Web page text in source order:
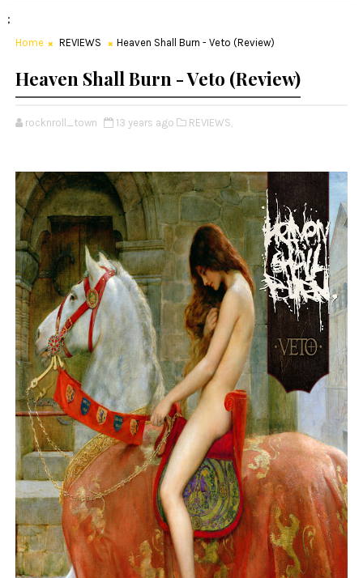
;
Home REVIEWS Heaven Shall Burn - Veto (Review)
Heaven Shall Burn - Veto (Review)
rocknroll_town 13 years ago REVIEWS,